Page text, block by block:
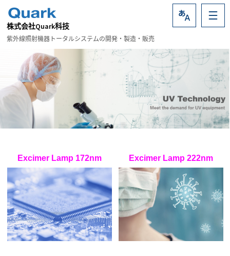
株式会社Quark科技
紫外線照射機器トータルシステムの開発・製造・販売
Excimer Lamp 172nm Excimer Lamp 222nm